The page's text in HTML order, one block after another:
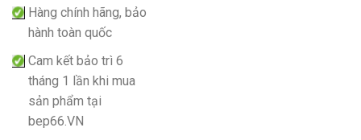
Hàng chính hãng, bảo
hành toàn quốc
Cam kết bảo trì 6
tháng 1 lần khi mua
sản phẩm tại
bep66.VN